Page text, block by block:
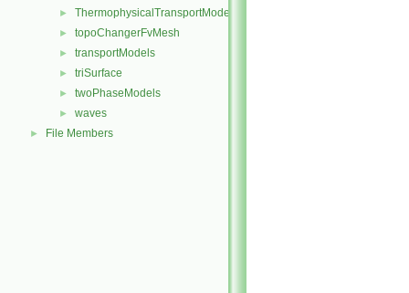
► ThermophysicalTransportModels
► topoChangerFvMesh
► transportModels
► triSurface
► twoPhaseModels
► waves
► File Members